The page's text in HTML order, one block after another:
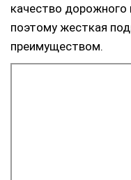
качество дорожного
поэтому жесткая
преимуществом.